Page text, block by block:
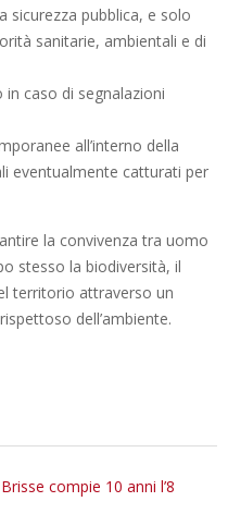
sicurezza pubblica, e solo
sanitarie, ambientali e di
caso di segnalazioni
all’interno della
eventualmente catturati per
la convivenza tra uomo
stesso la biodiversità, il
territorio attraverso un
dell’ambiente.
compie 10 anni l’8